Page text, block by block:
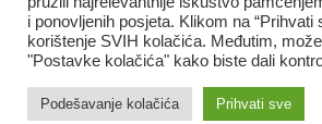
Copyright 2020. Sva prava su zadržana.
ECO
i ponovljenih posjeta. Klikom na “Prihvati
korištenje SVIH kolačića. Međutim,
"Postavke kolačića" kako biste dali
Podešavanje kolačića Prihvati sve